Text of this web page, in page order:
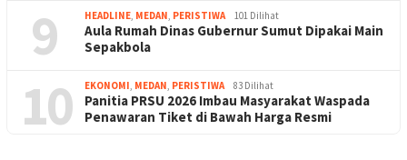
9 HEADLINE, MEDAN, PERISTIWA 101 Dilihat
Aula Rumah Dinas Gubernur Sumut Dipakai Main
Sepakbola
10 EKONOMI, MEDAN, PERISTIWA 83 Dilihat
Panitia PRSU 2026 Imbau Masyarakat Waspada
Penawaran Tiket di Bawah Harga Resmi